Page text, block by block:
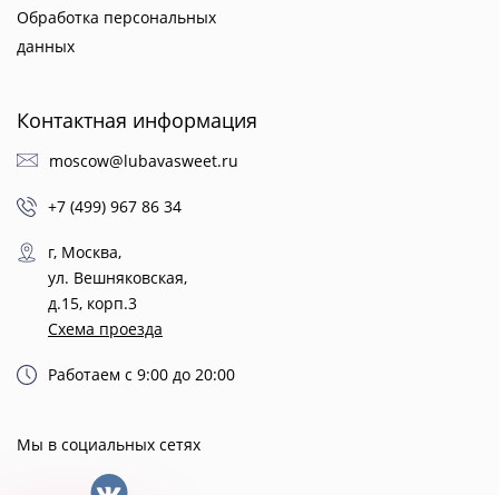
Обработка персональных
данных
Контактная информация
moscow@lubavasweet.ru
+7 (499) 967 86 34
г, Москва,
ул. Вешняковская,
д.15, корп.3
Схема проезда
Работаем с 9:00 до 20:00
Мы в социальных сетях